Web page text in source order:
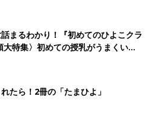
まるわかり！『初めてのひよこクラ
大特集〉初めての授乳がうまくい
ルクの基本と夏のトラブル 解決テ
たら！2冊の「たまひよ」